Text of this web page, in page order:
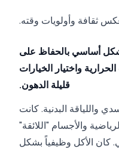
ثقافة وأولويات وقته.
أساسي بالحفاظ على
واختيار الخيارات
قليلة الدهون.
واللياقة البدنية. كانت
والأجسام "اللائقة"
الأكل وظيفياً بشكل